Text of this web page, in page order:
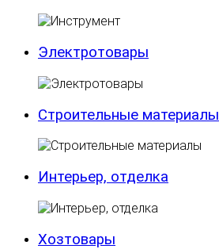
Электротовары
Строительные материалы
Интерьер, отделка
Хозтовары